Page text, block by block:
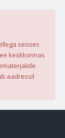
seoses
keskkonnas
aadressil